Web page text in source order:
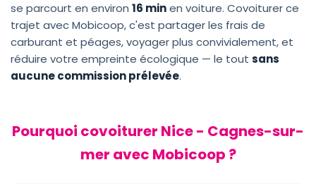
se parcourt en environ 16 minen voiture. Covoiturer ce
trajet avec Mobicoop, c'est partager les frais de
carburant et péages, voyager plus convivialement, et
réduire votre empreinte écologique — le tout sans
aucune commission prélevée.
Pourquoi covoiturer Nice - Cagnes-sur-
mer avec Mobicoop ?